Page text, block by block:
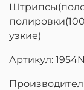
узкие)
Артикул: 1954N